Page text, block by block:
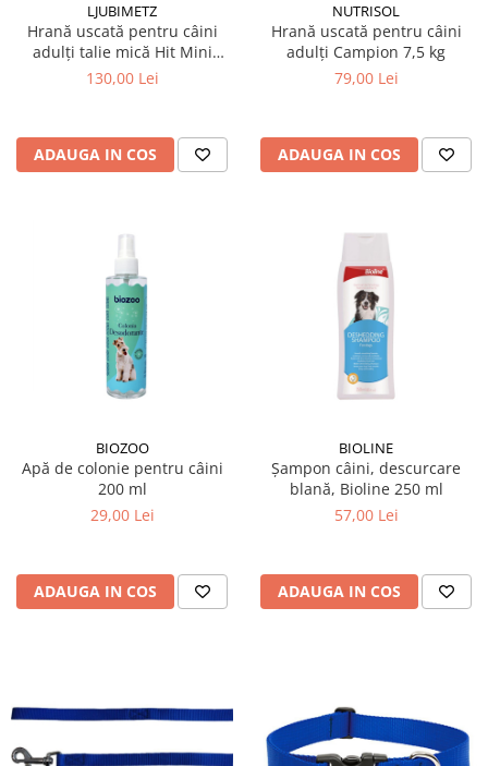
LJUBIMETZ
Hrană uscată pentru câini
adulți talie mică Hit Mini
Adult 10 kg
130,00 Lei
ADAUGA IN COS
NUTRISOL
Hrană uscată pentru câini
adulți Campion 7,5 kg
79,00 Lei
ADAUGA IN COS
BIOZOO
Apă de colonie pentru câini
200 ml
29,00 Lei
ADAUGA IN COS
BIOLINE
Șampon câini, descurcare
blană, Bioline 250 ml
57,00 Lei
ADAUGA IN COS